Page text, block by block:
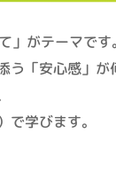
がテーマです
「安心感」が
学びます。